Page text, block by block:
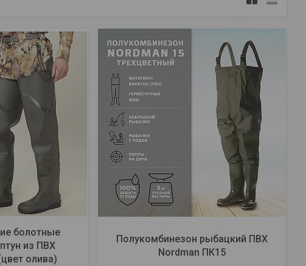
болотные
из ПВХ
олива)
Полукомбинезон рыбацкий ПВХ
Nordman ПК15